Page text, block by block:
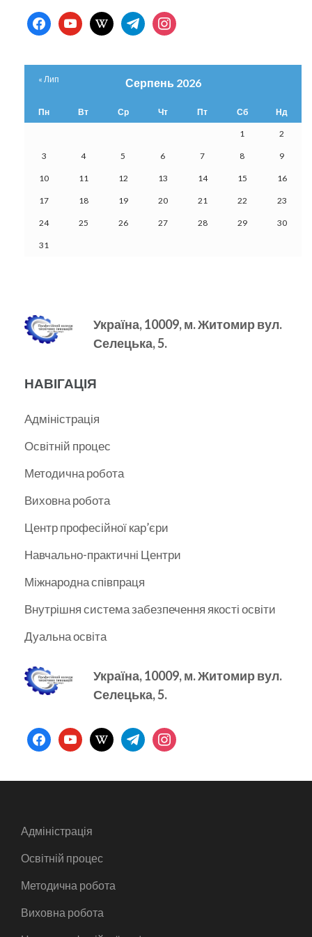
facebookyoutubewikipediatelegraminstagram
Серпень 2026
Пн Вт Ср Чт Пт Сб Нд
1 2
3 4 5 6 7 8 9
10 11 12 13 14 15 16
17 18 19 20 21 22 23
24 25 26 27 28 29 30
31
« Лип
Україна, 10009, м.Житомир вул.
Селецька, 5.
НАВІГАЦІЯ
Адміністрація
Освітній процес
Методична робота
Виховна робота
Центр професійної кар’єри
Навчально-практичні Центри
Міжнародна співпраця
Внутрішня система забезпечення якості освіти
Дуальна освіта
Україна, 10009, м.Житомир вул.
Селецька, 5.
facebookyoutubewikipediatelegraminstagram
Адміністрація
Освітній процес
Методична робота
Виховна робота